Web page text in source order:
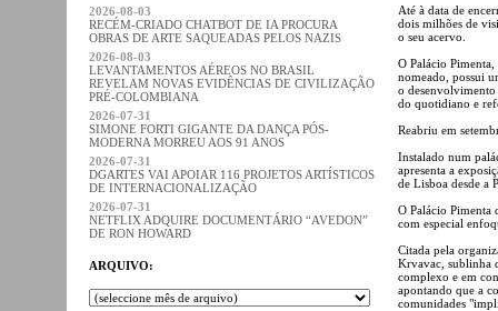
2026-08-03
RECÉM-CRIADO CHATBOT DE IA PROCURA
OBRAS DE ARTE SAQUEADAS PELOS NAZIS
2026-08-03
LEVANTAMENTOS AÉREOS NO BRASIL
REVELAM NOVAS EVIDÊNCIAS DE CIVILIZAÇÃO
PRÉ-COLOMBIANA
2026-07-31
SIMONE FORTI GIGANTE DA DANÇA PÓS-
MODERNA MORREU AOS 91 ANOS
2026-07-31
DGARTES VAI APOIAR 116 PROJETOS ARTÍSTICOS
DE INTERNACIONALIZAÇÃO
2026-07-31
NETFLIX ADQUIRE DOCUMENTÁRIO “AVEDON”
DE RON HOWARD
ARQUIVO:
Até à data de
dois milhões de
o seu acervo.
O Palácio
nomeado, possui
o
do quotidiano e
Reabriu em
Instalado num
apresenta a
de Lisboa desde a
O Palácio Pimenta
com especial
Citada pela
Krvavac, sublinha
complexo e em
apontando que a
comunidades